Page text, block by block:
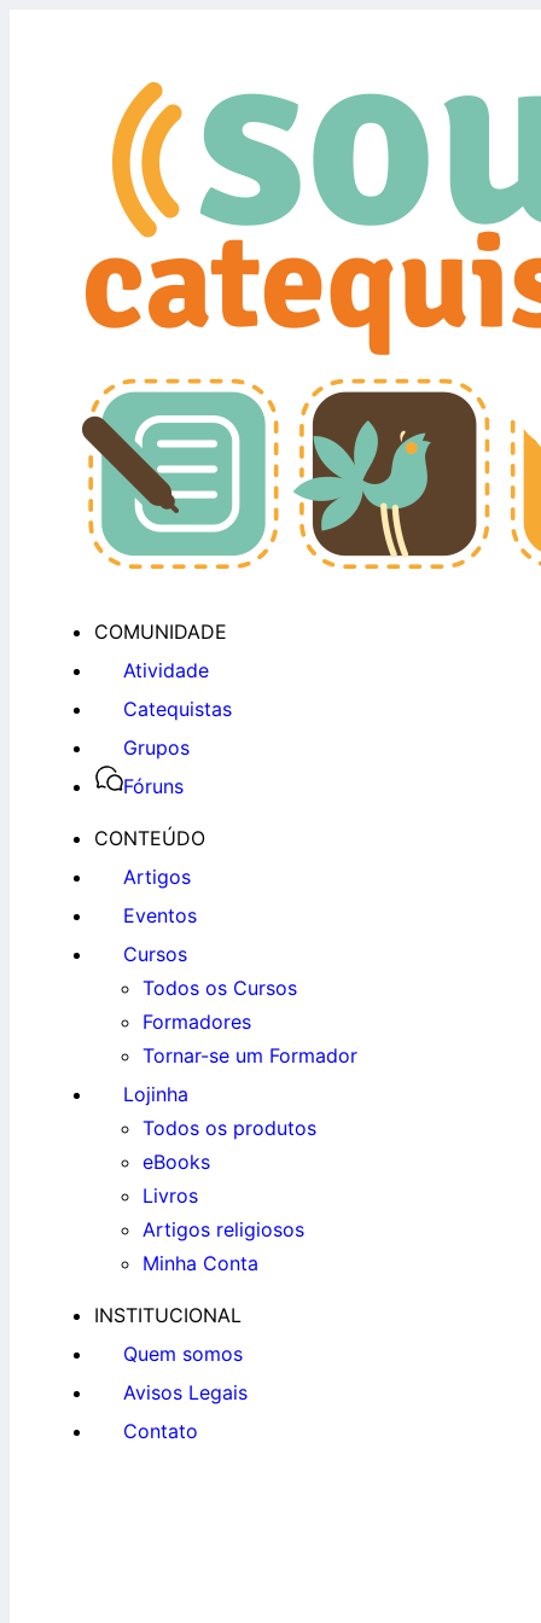
COMUNIDADE
Atividade
Catequistas
Grupos
Fóruns
CONTEÚDO
Artigos
Eventos
Cursos
Todos os Cursos
Formadores
Tornar-se um Formador
Lojinha
Todos os produtos
eBooks
Livros
Artigos religiosos
Minha Conta
INSTITUCIONAL
Quem somos
Avisos Legais
Contato